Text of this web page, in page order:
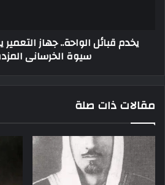
يخدم قبائل الواحة.. جهاز
سيوة الخرسانى
مقالات ذات صلة